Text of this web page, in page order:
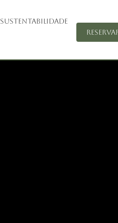
SUSTENTABILIDADE